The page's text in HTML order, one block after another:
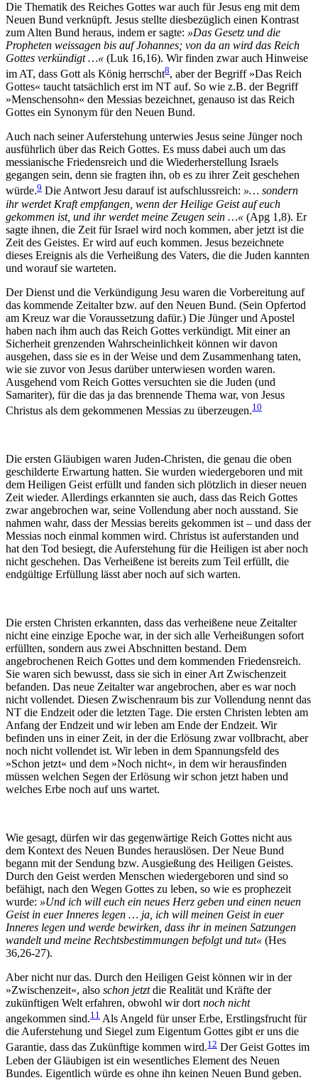
Die Thematik des Reiches Gottes war auch für Jesus eng mit dem
Neuen Bund verknüpft. Jesus stellte diesbezüglich einen Kontrast
zum Alten Bund heraus, indem er sagte: »Das Gesetz und die
Propheten weissagen bis auf Johannes; von da an wird das Reich
Gottes verkündigt …« (Luk 16,16). Wir finden zwar auch Hinweise
im AT, dass Gott als König herrscht8, aber der Begriff »Das Reich
Gottes« taucht tatsächlich erst im NT auf. So wie z.B. der Begriff
»Menschensohn« den Messias bezeichnet, genauso ist das Reich
Gottes ein Synonym für den Neuen Bund.
Auch nach seiner Auferstehung unterwies Jesus seine Jünger noch
ausführlich über das Reich Gottes. Es muss dabei auch um das
messianische Friedensreich und die Wiederherstellung Israels
gegangen sein, denn sie fragten ihn, ob es zu ihrer Zeit geschehen
würde.9 Die Antwort Jesu darauf ist aufschlussreich: »… sondern
ihr werdet Kraft empfangen, wenn der Heilige Geist auf euch
gekommen ist, und ihr werdet meine Zeugen sein …« (Apg 1,8). Er
sagte ihnen, die Zeit für Israel wird noch kommen, aber jetzt ist die
Zeit des Geistes. Er wird auf euch kommen. Jesus bezeichnete
dieses Ereignis als die Verheißung des Vaters, die die Juden kannten
und worauf sie warteten.
Der Dienst und die Verkündigung Jesu waren die Vorbereitung auf
das kommende Zeitalter bzw. auf den Neuen Bund. (Sein Opfertod
am Kreuz war die Voraussetzung dafür.) Die Jünger und Apostel
haben nach ihm auch das Reich Gottes verkündigt. Mit einer an
Sicherheit grenzenden Wahrscheinlichkeit können wir davon
ausgehen, dass sie es in der Weise und dem Zusammenhang taten,
wie sie zuvor von Jesus darüber unterwiesen worden waren.
Ausgehend vom Reich Gottes versuchten sie die Juden (und
Samariter), für die das ja das brennende Thema war, von Jesus
Christus als dem gekommenen Messias zu überzeugen.10
Die ersten Gläubigen waren Juden-Christen, die genau die oben
geschilderte Erwartung hatten. Sie wurden wiedergeboren und mit
dem Heiligen Geist erfüllt und fanden sich plötzlich in dieser neuen
Zeit wieder. Allerdings erkannten sie auch, dass das Reich Gottes
zwar angebrochen war, seine Vollendung aber noch ausstand. Sie
nahmen wahr, dass der Messias bereits gekommen ist – und dass der
Messias noch einmal kommen wird. Christus ist auferstanden und
hat den Tod besiegt, die Auferstehung für die Heiligen ist aber noch
nicht geschehen. Das Verheißene ist bereits zum Teil erfüllt, die
endgültige Erfüllung lässt aber noch auf sich warten.
Die ersten Christen erkannten, dass das verheißene neue Zeitalter
nicht eine einzige Epoche war, in der sich alle Verheißungen sofort
erfüllten, sondern aus zwei Abschnitten bestand. Dem
angebrochenen Reich Gottes und dem kommenden Friedensreich.
Sie waren sich bewusst, dass sie sich in einer Art Zwischenzeit
befanden. Das neue Zeitalter war angebrochen, aber es war noch
nicht vollendet. Diesen Zwischenraum bis zur Vollendung nennt das
NT die Endzeit oder die letzten Tage. Die ersten Christen lebten am
Anfang der Endzeit und wir leben am Ende der Endzeit. Wir
befinden uns in einer Zeit, in der die Erlösung zwar vollbracht, aber
noch nicht vollendet ist. Wir leben in dem Spannungsfeld des
»Schon jetzt« und dem »Noch nicht«, in dem wir herausfinden
müssen welchen Segen der Erlösung wir schon jetzt haben und
welches Erbe noch auf uns wartet.
Wie gesagt, dürfen wir das gegenwärtige Reich Gottes nicht aus
dem Kontext des Neuen Bundes herauslösen. Der Neue Bund
begann mit der Sendung bzw. Ausgießung des Heiligen Geistes.
Durch den Geist werden Menschen wiedergeboren und sind so
befähigt, nach den Wegen Gottes zu leben, so wie es prophezeit
wurde: »Und ich will euch ein neues Herz geben und einen neuen
Geist in euer Inneres legen … ja, ich will meinen Geist in euer
Inneres legen und werde bewirken, dass ihr in meinen Satzungen
wandelt und meine Rechtsbestimmungen befolgt und tut« (Hes
36,26-27).
Aber nicht nur das. Durch den Heiligen Geist können wir in der
»Zwischenzeit«, also schon jetztdie Realität und Kräfte der
zukünftigen Welt erfahren, obwohl wir dort noch nicht
angekommen sind.11 Als Angeld für unser Erbe, Erstlingsfrucht für
die Auferstehung und Siegel zum Eigentum Gottes gibt er uns die
Garantie, dass das Zukünftige kommen wird.12 Der Geist Gottes im
Leben der Gläubigen ist ein wesentliches Element des Neuen
Bundes. Eigentlich würde es ohne ihn keinen Neuen Bund geben.